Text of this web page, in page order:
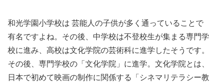
和光学園小学校は 芸能人の子供が多く通っていることで
有名ですよね。その後、中学校は不登校生が集まる専門学
校に進み、高校は文化学院の芸術科に進学したそうです。
その後、専門学校の「文化学院」に進学。文化学院とは、
日本で初めて映画の制作に関係する「シネマリテラシー教